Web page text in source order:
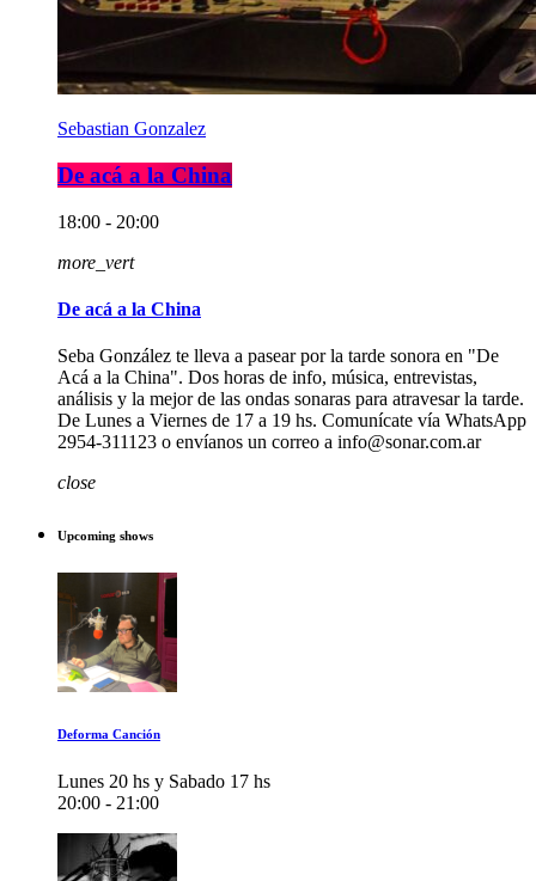
Sebastian Gonzalez
De acá a la China
18:00 - 20:00
more_vert
De acá a la China
Seba González te lleva a pasear por la tarde sonora en "De
Acá a la China". Dos horas de info, música, entrevistas,
análisis y la mejor de las ondas sonaras para atravesar la tarde.
De Lunes a Viernes de 17 a 19 hs. Comunícate vía WhatsApp
2954-311123 o envíanos un correo a info@sonar.com.ar
close
Upcoming shows
Deforma Canción
Lunes 20 hs y Sabado 17 hs
20:00 - 21:00